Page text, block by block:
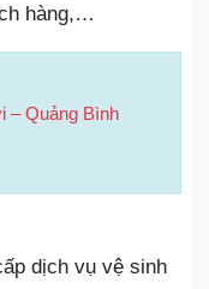
hàng,…
– Quảng Bình
dịch vụ vệ sinh